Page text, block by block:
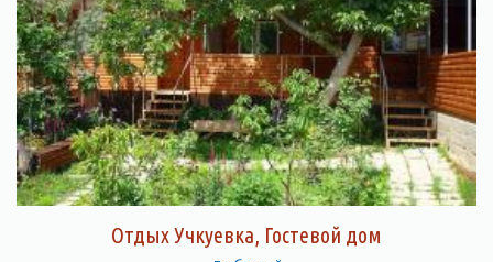
Отдых Учкуевка, Гостевой дом